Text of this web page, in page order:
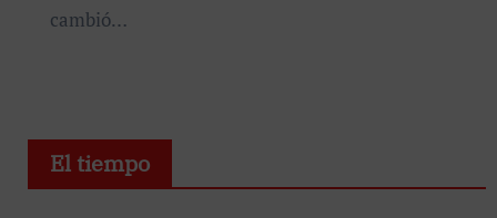
cambió…
El tiempo